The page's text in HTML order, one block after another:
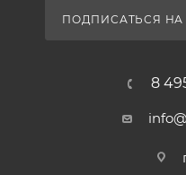
ПОДПИСАТЬСЯ НА
8